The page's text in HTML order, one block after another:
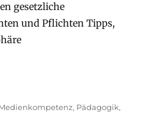
gesetzliche
und Pflichten Tipps,
, Pädagogik,